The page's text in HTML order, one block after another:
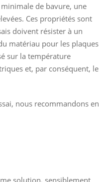
de bavure, une
Ces propriétés sont
doivent résister à un
matériau pour les plaques
sur la température
et, par conséquent, le
nous recommandons en
solution, sensiblement